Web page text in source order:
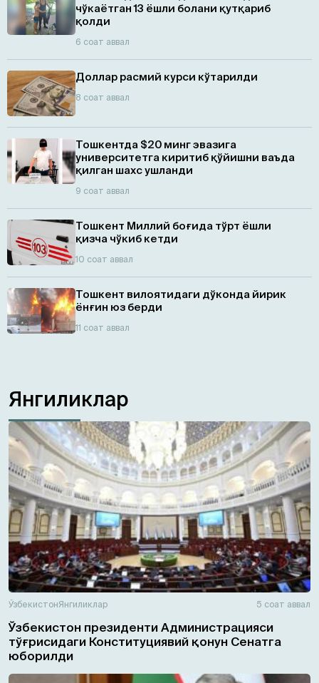
чўкаётган 13 ёшли болани қутқариб
қолди
6 соат аввал
Доллар расмий курси кўтарилди
8 соат аввал
Тошкентда $20 минг эвазига
университетга киритиб қўйишни ваъда
қилган шахс ушланди
9 соат аввал
Тошкент Миллий боғида тўрт ёшли
қизча чўкиб кетди
10 соат аввал
Тошкент вилоятидаги дўконда йирик
ёнғин юз берди
11 соат аввал
Янгиликлар
ЎзбекистонЯнгиликлар 5 соат аввал
Ўзбекистон президенти Администрацияси
тўғрисидаги Конституциявий қонун Сенатга
юборилди